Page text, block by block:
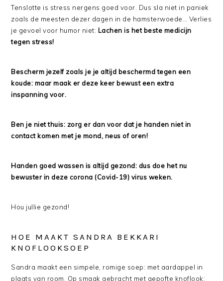
Tenslotte is stress nergens goed voor. Dus sla niet in paniek
zoals de meesten dezer dagen in de hamsterwoede… Verlies
je gevoel voor humor niet: Lachen is het beste medicijn
tegen stress!
Bescherm jezelf zoals je je altijd beschermd tegen een
koude: maar maak er deze keer bewust een extra
inspanning voor.
Ben je niet thuis: zorg er dan voor dat je handen niet in
contact komen met je mond, neus of oren!
Handen goed wassen is altijd gezond: dus doe het nu
bewuster in deze corona (Covid-19) virus weken.
Hou jullie gezond!
HOE MAAKT SANDRA BEKKARI
KNOFLOOKSOEP
Sandra maakt een simpele, romige soep: met aardappel in
plaats van room. Op smaak gebracht met gepofte knoflook: